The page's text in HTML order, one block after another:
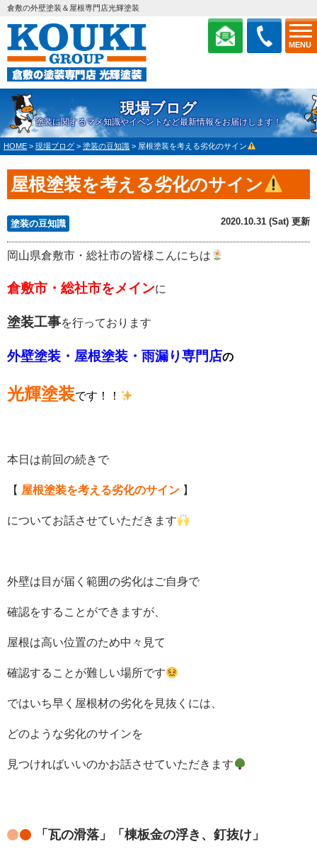
MENU
倉敷の外壁塗装＆屋根専門店光輝塗装
現場ブログ
塗装に関するマメ知識やイベントなど最新情報をお届けします！
HOME > 現場ブログ > 塗装の豆知識 > 屋根塗装を考える劣化のサイン
屋根塗装を考える劣化のサイン
塗装の豆知識 2020.10.31 (Sat) 更新
岡山県倉敷市・総社市の皆様こんにちは
倉敷市・総社市をメインに
塗装工事を行っております
外壁塗装・屋根塗装・雨漏り専門店の
光輝塗装です！！
本日は前回の続きで
【 屋根塗装を考える劣化のサイン 】
についてお話させていただきます
外壁は目が届く範囲の劣化はご自身で
確認をすることができますが、
屋根は高い位置のため中々見て
確認することが難しい場所です
ではいち早く屋根材の劣化を見抜くには、
どのような劣化のサインを
見つければいいのかお話させていただきます
「瓦の滑落」「棟板金の浮き、釘抜け」